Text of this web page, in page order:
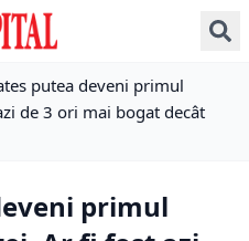
putea deveni primul
de 3 ori mai bogat decât
primul